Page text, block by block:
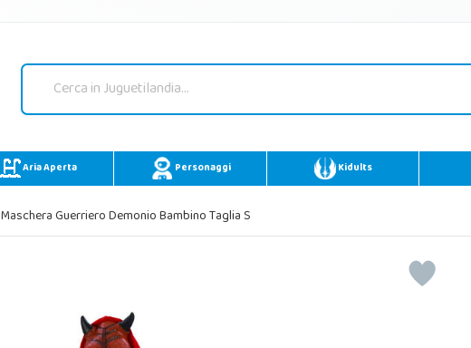
Aria Aperta Personaggi Kidults
Maschera Guerriero Demonio Bambino Taglia S